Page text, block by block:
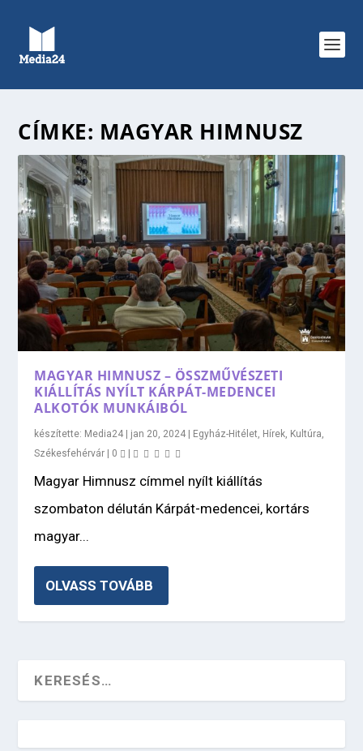
CÍMKE: MAGYAR HIMNUSZ
MAGYAR HIMNUSZ – ÖSSZMŰVÉSZETI
KIÁLLÍTÁS NYÍLT KÁRPÁT-MEDENCEI
ALKOTÓK MUNKÁIBÓL
készítette: Media24 | jan 20, 2024 | Egyház-Hitélet Hírek Kultúra
Székesfehérvár | 0 |
Magyar Himnusz címmel nyílt kiállítás
szombaton délután Kárpát-medencei, kortárs
magyar...
OLVASS TOVÁBB